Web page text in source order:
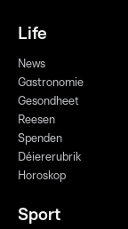
Life
News
Gastronomie
Gesondheet
Reesen
Spenden
Déiererubrik
Horoskop
Sport